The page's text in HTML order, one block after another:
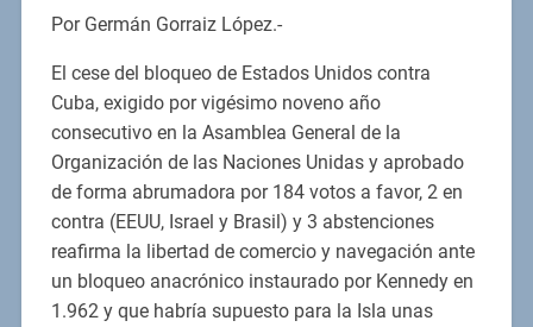
Por Germán Gorraiz López.-
El cese del bloqueo de Estados Unidos contra
Cuba, exigido por vigésimo noveno año
consecutivo en la Asamblea General de la
Organización de las Naciones Unidas y aprobado
de forma abrumadora por 184 votos a favor, 2 en
contra (EEUU, Israel y Brasil) y 3 abstenciones
reafirma la libertad de comercio y navegación ante
un bloqueo anacrónico instaurado por Kennedy en
1.962 y que habría supuesto para la Isla unas